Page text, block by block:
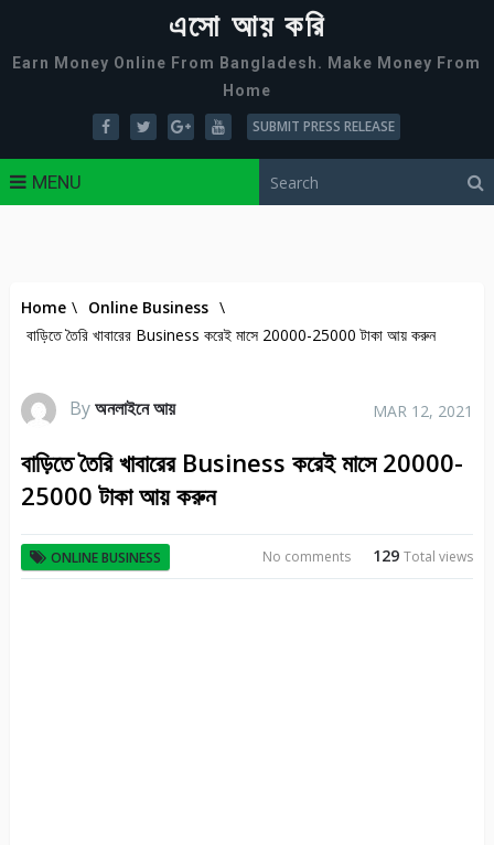
এসো আয় করি
Earn Money Online From Bangladesh. Make Money From
Home
SUBMIT PRESS RELEASE
MENU
Home \ Online Business \
বাড়িতে তৈরি খাবারের Business করেই মাসে 20000-25000 টাকা আয় করুন
Byঅনলাইনে আয় MAR 12, 2021
বাড়িতে তৈরি খাবারের Business করেই মাসে 20000-
25000 টাকা আয় করুন
ONLINE BUSINESS 129Total views
No comments